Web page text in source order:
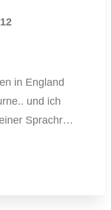
in England
und ich
Sprachr…